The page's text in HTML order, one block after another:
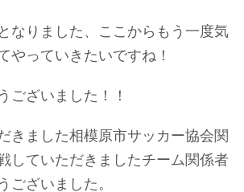
なりました、ここからもう一度気
やっていきたいですね！
ございました！！
きました相模原市サッカー協会関
していただきましたチーム関係者
ございました。